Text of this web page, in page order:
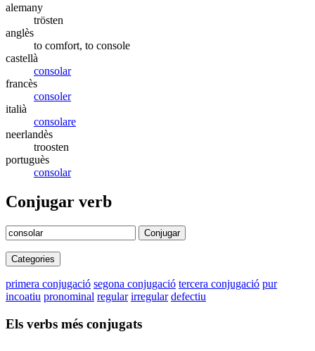
alemany
trösten
anglès
to comfort, to console
castellà
consolar
francès
consoler
italià
consolare
neerlandès
troosten
portuguès
consolar
Conjugar verb
Conjugar
Categories
primera conjugació segona conjugació tercera conjugació pur
incoatiu pronominal regular irregular defectiu
Els verbs més conjugats